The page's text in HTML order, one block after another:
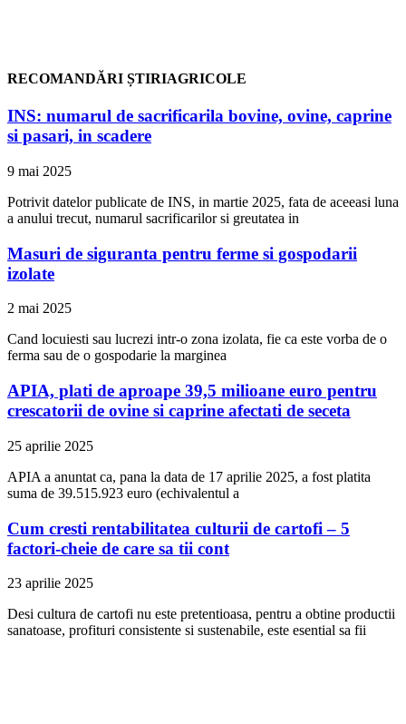
RECOMANDĂRI ȘTIRIAGRICOLE
INS: numarul de sacrificarila bovine, ovine, caprine
si pasari, in scadere
9 mai 2025
Potrivit datelor publicate de INS, in martie 2025, fata de aceeasi luna
a anului trecut, numarul sacrificarilor si greutatea in
Masuri de siguranta pentru ferme si gospodarii
izolate
2 mai 2025
Cand locuiesti sau lucrezi intr-o zona izolata, fie ca este vorba de o
ferma sau de o gospodarie la marginea
APIA, plati de aproape 39,5 milioane euro pentru
crescatorii de ovine si caprine afectati de seceta
25 aprilie 2025
APIA a anuntat ca, pana la data de 17 aprilie 2025, a fost platita
suma de 39.515.923 euro (echivalentul a
Cum cresti rentabilitatea culturii de cartofi – 5
factori-cheie de care sa tii cont
23 aprilie 2025
Desi cultura de cartofi nu este pretentioasa, pentru a obtine productii
sanatoase, profituri consistente si sustenabile, este esential sa fii